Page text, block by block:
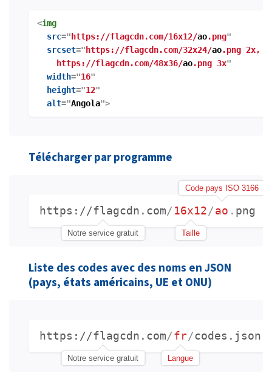
<img
src=" https://flagcdn.com/16x12/ao.png"
srcset=" https://flagcdn.com/32x24/ao.png 2x,
https://flagcdn.com/48x36/ao.png 3x"
width="16"
height="12"
alt="Angola">
Télécharger par programme
https://flagcdn.com
Notre service gratuit
/16x12
Taille
/ao
Code pays ISO 3166
. png
Liste des codes avec des noms en JSON
(pays, états américains, UE et ONU)
https://flagcdn.com
Notre service gratuit
/fr
Langue
/codes.json